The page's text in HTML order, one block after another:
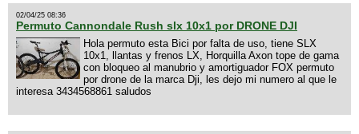
02/04/25 08:36
Permuto Cannondale Rush slx 10x1 por DRONE DJI
Hola permuto esta Bici por falta de uso, tiene SLX
10x1, llantas y frenos LX, Horquilla Axon tope de gama
con bloqueo al manubrio y amortiguador FOX permuto
por drone de la marca Dji, les dejo mi numero al que le
interesa 3434568861 saludos